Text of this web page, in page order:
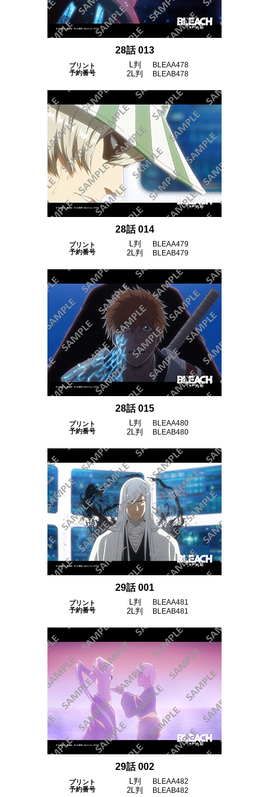
28話 013
プリント
予約番号
L判 BLEAA478
2L判 BLEAB478
28話 014
プリント
予約番号
L判 BLEAA479
2L判 BLEAB479
28話 015
プリント
予約番号
L判 BLEAA480
2L判 BLEAB480
29話 001
プリント
予約番号
L判 BLEAA481
2L判 BLEAB481
29話 002
プリント
予約番号
L判 BLEAA482
2L判 BLEAB482